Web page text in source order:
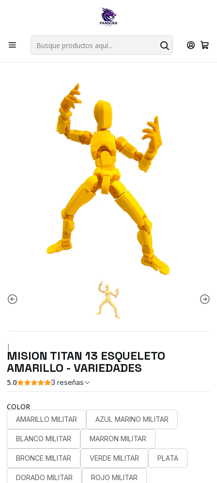
Por compras en cartas singles superiores a 49.990 el envio es
Explorar singles
Inicio FABRICA PANDORA STORE Titan 13
MISION TITAN 13 ESQUELETO AMARILLO - VARIEDADES
|
MISION TITAN 13 ESQUELETO
AMARILLO - VARIEDADES
5.0 3 reseñas
COLOR
AMARILLO MILITAR AZUL MARINO MILITAR
BLANCO MILITAR MARRON MILITAR
BRONCE MILITAR VERDE MILITAR PLATA
DORADO MILITAR ROJO MILITAR